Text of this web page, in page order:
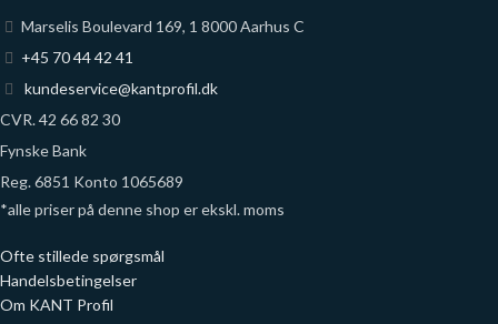
Marselis Boulevard 169, 1 8000 Aarhus C
+45 70 44 42 41
kundeservice@kantprofil.dk
CVR. 42 66 82 30
Fynske Bank
Reg. 6851 Konto 1065689
*alle priser på denne shop er ekskl. moms
Ofte stillede spørgsmål
Handelsbetingelser
Om KANT Profil